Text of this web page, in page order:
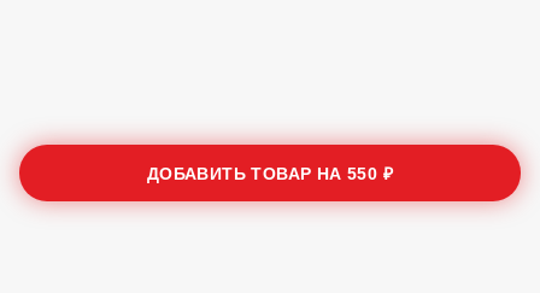
ДОБАВИТЬ ТОВАР НА550 ₽